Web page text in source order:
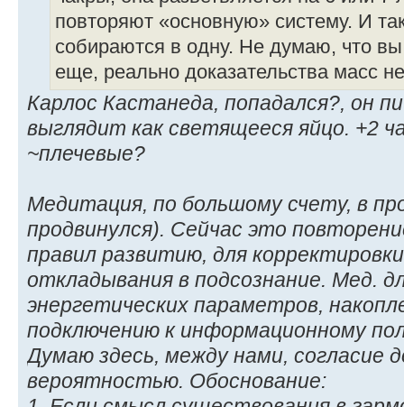
повторяют «основную» систему. И
собираются в одну. Не думаю, что
еще, реально доказательства масс
Карлос Кастанеда, попадался?, он
выглядит как светящееся яйцо. +2
~плечевые?
Медитация, по большому счету, в
продвинулся). Сейчас это
правил развитию, для
откладывания в подсознание. Мед.
энергетических параметров,
подключению к информационному
Думаю здесь, между нами, согласие
вероятностью. Обоснование: